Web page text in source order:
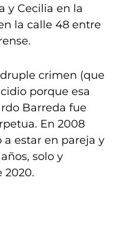
y Cecilia en la
la calle 48 entre
crimen (que
porque esa
Barreda fue
En 2008
estar en pareja y
solo y
2020.